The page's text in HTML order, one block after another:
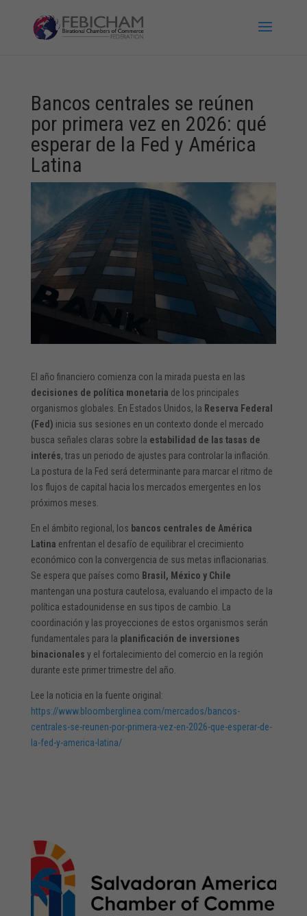
Bancos centrales se reúnen
por primera vez en 2026: qué
esperar de la Fed y América
Latina
El año financiero comienza con la mirada puesta en las
decisiones de política monetaria de los principales
organismos globales. En Estados Unidos, la Reserva Federal
(Fed) inicia sus sesiones en un contexto donde el mercado
busca señales claras sobre la estabilidad de las tasas de
interés, tras un periodo de ajustes para controlar la inflación.
La postura de la Fed será determinante para marcar el ritmo de
los flujos de capital hacia los mercados emergentes en los
próximos meses.
En el ámbito regional, los bancos centrales de América
Latina enfrentan el desafío de equilibrar el crecimiento
económico con la convergencia de sus metas inflacionarias.
Se espera que países como Brasil, México y Chile
mantengan una postura cautelosa, evaluando el impacto de la
política estadounidense en sus tipos de cambio. La
coordinación y las proyecciones de estos organismos serán
fundamentales para la planificación de inversiones
binacionales y el fortalecimiento del comercio en la región
durante este primer trimestre del año.
Lee la noticia en la fuente original:
https://www.bloomberglinea.com/mercados/bancos-
centrales-se-reunen-por-primera-vez-en-2026-que-esperar-de-
la-fed-y-america-latina/